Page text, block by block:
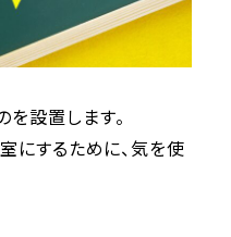
設置します。
にするために、気を使